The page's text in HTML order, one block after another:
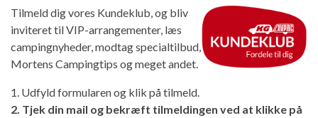
Tilmeld dig vores Kundeklub, og bliv
inviteret til VIP-arrangementer, læs
campingnyheder, modtag specialtilbud,
Mortens Campingtips og meget andet.
1. Udfyld formularen og klik på tilmeld.
2. Tjek din mail og bekræft tilmeldingen ved at klikke på